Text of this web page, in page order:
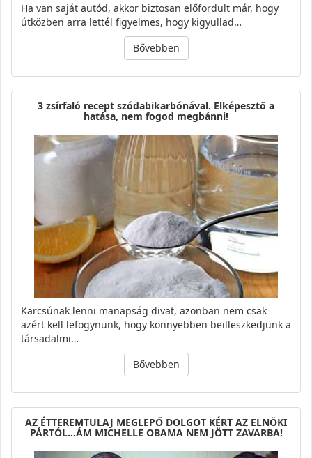
Ha van saját autód, akkor biztosan előfordult már, hogy
útközben arra lettél figyelmes, hogy kigyullad…
Bővebben
3 zsírfaló recept szódabikarbónával. Elképesztő a
hatása, nem fogod megbánni!
Karcsúnak lenni manapság divat, azonban nem csak
azért kell lefogynunk, hogy könnyebben beilleszkedjünk a
társadalmi…
Bővebben
AZ ÉTTEREMTULAJ MEGLEPŐ DOLGOT KÉRT AZ ELNÖKI
PÁRTÓL…ÁM MICHELLE OBAMA NEM JÖTT ZAVARBA!